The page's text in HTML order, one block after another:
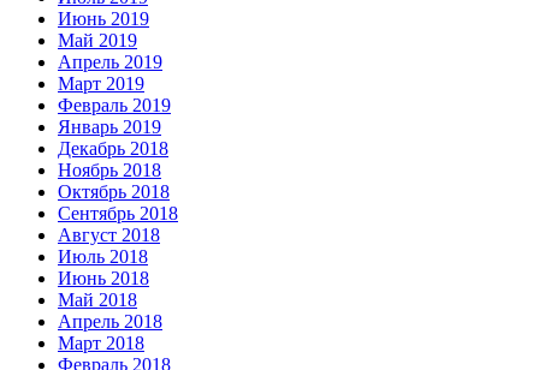
Июнь 2019
Май 2019
Апрель 2019
Март 2019
Февраль 2019
Январь 2019
Декабрь 2018
Ноябрь 2018
Октябрь 2018
Сентябрь 2018
Август 2018
Июль 2018
Июнь 2018
Май 2018
Апрель 2018
Март 2018
Февраль 2018